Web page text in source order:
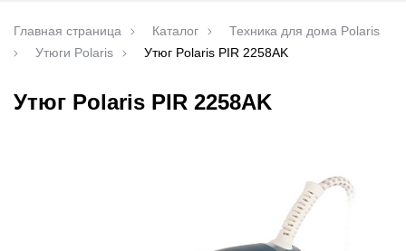
Главная страница Каталог
Техника для дома Polaris
Утюги Polaris
Утюг Polaris PIR 2258AK
Утюг Polaris PIR 2258AK